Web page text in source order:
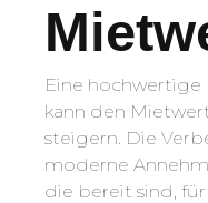
Eine hochwertige
kann den
steigern. Die
moderne
die bereit sind,